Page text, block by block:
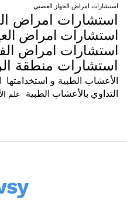
استشارات امراض الجهاز العصبي
استشارات امراض
استشارات امراض
استشارات امراض
استشارات منطقة
الأعشاب الطبية و استخدامتها
التداوي بالأعشاب الطبية علم